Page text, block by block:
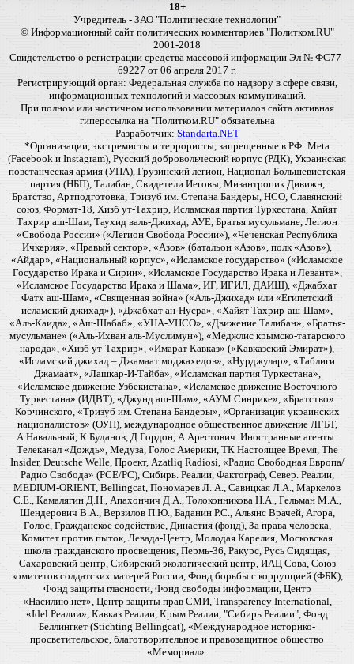
18+
Учредитель - ЗАО "Политические технологии"
© Информационный сайт политических комментариев "Политком.RU"
2001-2018
Свидетельство о регистрации средства массовой информации Эл № ФС77-
69227 от 06 апреля 2017 г.
Регистрирующий орган: Федеральная служба по надзору в сфере связи,
информационных технологий и массовых коммуникаций.
При полном или частичном использовании материалов сайта активная
гиперссылка на "Политком.RU" обязательна
Разработчик: Standarta.NET
*Организации, экстремисты и террористы, запрещенные в РФ: Meta
(Facebook и Instagram), Русский добровольческий корпус (РДК), Украинская
повстанческая армия (УПА), Грузинский легион, Национал-Большевистская
партия (НБП), Талибан, Свидетели Иеговы, Мизантропик Дивижн,
Братство, Артподготовка, Тризуб им. Степана Бандеры, НСО, Славянский
союз, Формат-18, Хизб ут-Тахрир, Исламская партия Туркестана, Хайят
Тахрир аш-Шам, Таухид валь-Джихад, АУЕ, Братья мусульмане, Легион
«Свобода России» («Легион Свобода России»), «Чеченская Республика
Ичкерия», «Правый сектор», «Азов» (батальон «Азов», полк «Азов»),
«Айдар», «Национальный корпус», «Исламское государство» («Исламское
Государство Ирака и Сирии», «Исламское Государство Ирака и Леванта»,
«Исламское Государство Ирака и Шама», ИГ, ИГИЛ, ДАИШ), «Джабхат
Фатх аш-Шам», «Священная война» («Аль-Джихад» или «Египетский
исламский джихад»), «Джабхат ан-Нусра», «Хайят Тахрир-аш-Шам»,
«Аль-Каида», «Аш-Шабаб», «УНА-УНСО», «Движение Талибан», «Братья-
мусульмане» («Аль-Ихван аль-Муслимун»), «Меджлис крымско-татарского
народа», «Хизб ут-Тахрир», «Имарат Кавказ» («Кавказский Эмират»),
«Исламский джихад – Джамаат моджахедов», «Нурджулар», «Таблиги
Джамаат», «Лашкар-И-Тайба», «Исламская партия Туркестана»,
«Исламское движение Узбекистана», «Исламское движение Восточного
Туркестана» (ИДВТ), «Джунд аш-Шам», «АУМ Синрике», «Братство»
Корчинского, «Тризуб им. Степана Бандеры», «Организация украинских
националистов» (ОУН), международное общественное движение ЛГБТ,
А.Навальный, К.Буданов, Д.Гордон, А.Арестович. Иностранные агенты:
Телеканал «Дождь», Медуза, Голос Америки, ТК Настоящее Время, The
Insider, Deutsche Welle, Проект, Azatliq Radiosi, «Радио Свободная Европа/
Радио Свобода» (PCE/PC), Сибирь. Реалии, Фактограф, Север. Реалии,
MEDIUM-ORIENT, Bellingcat, Пономарев Л. А., Савицкая Л.А., Маркелов
С.Е., Камалягин Д.Н., Апахончич Д.А., Толоконникова Н.А., Гельман М.А.,
Шендерович В.А., Верзилов П.Ю., Баданин Р.С., Альянс Врачей, Агора,
Голос, Гражданское содействие, Династия (фонд), За права человека,
Комитет против пыток, Левада-Центр, Молодая Карелия, Московская
школа гражданского просвещения, Пермь-36, Ракурс, Русь Сидящая,
Сахаровский центр, Сибирский экологический центр, ИАЦ Сова, Союз
комитетов солдатских матерей России, Фонд борьбы с коррупцией (ФБК),
Фонд защиты гласности, Фонд свободы информации, Центр
«Насилию.нет», Центр защиты прав СМИ, Transparency International,
«Idel.Реалии», Кавказ.Реалии, Крым.Реалии, "Сибирь.Реалии", Фонд
Беллингкет (Stichting Bellingcat), «Международное историко-
просветительское, благотворительное и правозащитное общество
«Мемориал».